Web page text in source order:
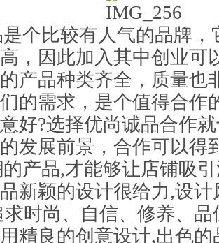
个比较有人气的品牌，
，因此加入其中创业可
产品种类齐全，质量也
的需求，是个值得合作
好?选择优尚诚品合作
发展前景，合作可以得
产品,才能够让店铺吸
新颖的设计很给力,设
时尚、自信、修养、
精良的创意设计,出色